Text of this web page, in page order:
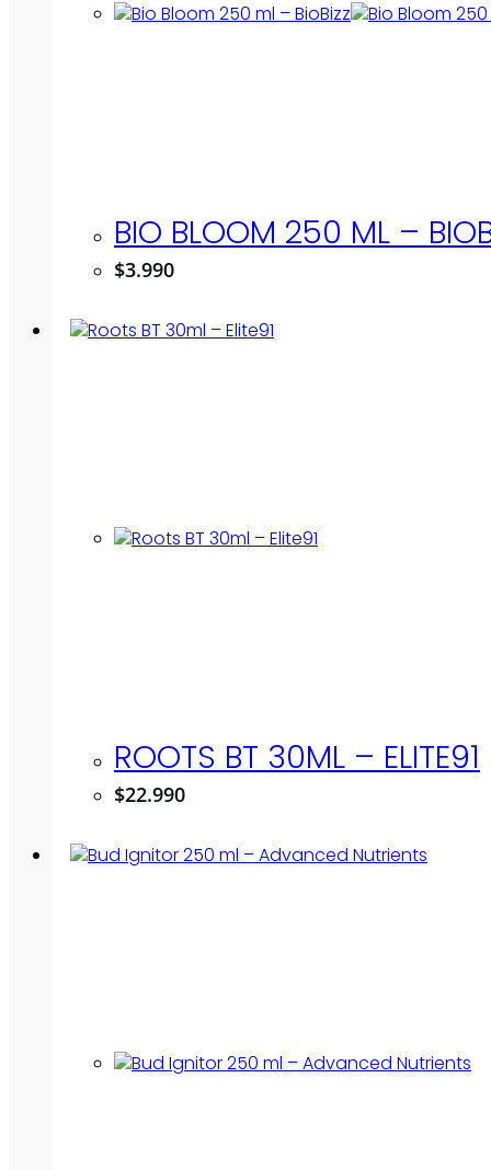
BIO BLOOM 250 ML –
$3.990
ROOTS BT 30ML – ELITE91
$22.990